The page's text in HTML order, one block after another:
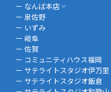
ー なんば本店
ー 泉佐野
ー いずみ
ー 岐阜
ー 佐賀
ー コミュニティハウス福岡
ー サテライトスタジオ伊万里
ー サテライトスタジオ飯倉